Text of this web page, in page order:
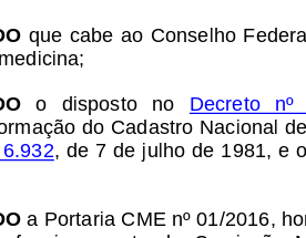
que cabe ao Conselho
o disposto   no Decreto   nº
do Cadastro Nacional
, de 7 de julho de 1981, e
a Portaria CME nº 01/2016,